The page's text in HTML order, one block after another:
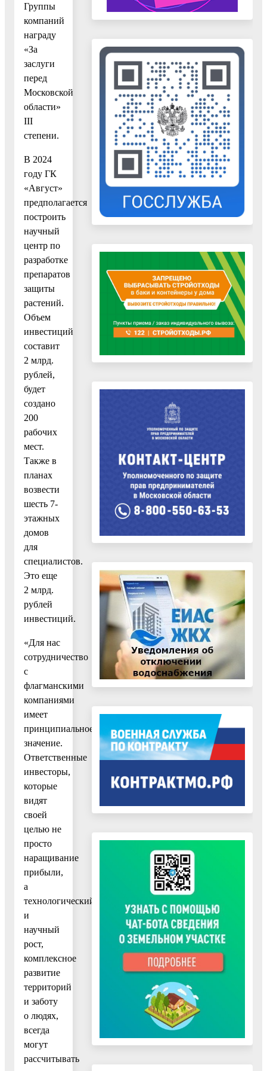
Группы
компаний
награду
«За
заслуги
перед
Московской
области»
III
степени.
В 2024
году ГК
«Август»
предполагается
построить
научный
центр по
разработке
препаратов
защиты
растений.
Объем
инвестиций
составит
2 млрд.
рублей,
будет
создано
200
рабочих
мест.
Также в
планах
возвести
шесть 7-
этажных
домов
для
специалистов.
Это еще
2 млрд.
рублей
инвестиций.
«Для нас
сотрудничество
с
флагманскими
компаниями
имеет
принципиальное
значение.
Ответственные
инвесторы,
которые
видят
своей
целью не
просто
наращивание
прибыли,
а
технологический
и
научный
рост,
комплексное
развитие
территорий
и заботу
о людях,
всегда
могут
рассчитывать